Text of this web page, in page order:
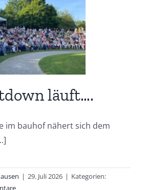
läuft….
im bauhof nähert sich dem
| 29. Juli 2026 | Kategorien: